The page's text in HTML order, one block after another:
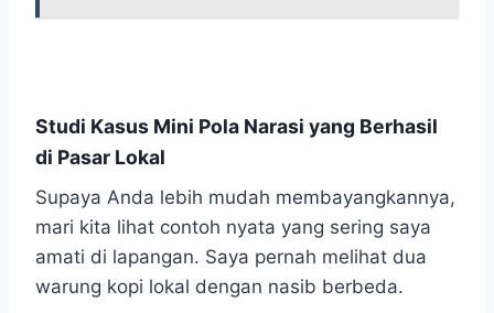
Studi Kasus Mini Pola Narasi yang Berhasil
di Pasar Lokal
Supaya Anda lebih mudah membayangkannya,
mari kita lihat contoh nyata yang sering saya
amati di lapangan. Saya pernah melihat dua
warung kopi lokal dengan nasib berbeda.